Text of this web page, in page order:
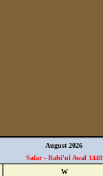
August 2026
Safar - Rabi'ul Awal 1448
W